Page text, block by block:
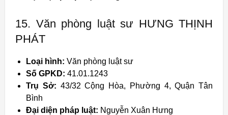
15. Văn phòng luật sư HƯNG THỊNH
PHÁT
Loại hình: Văn phòng luật sư
Số GPKD: 41.01.1243
Trụ Sở: 43/32 Cộng Hòa, Phường 4, Quận Tân
Bình
Đại diện pháp luật: Nguyễn Xuân Hưng